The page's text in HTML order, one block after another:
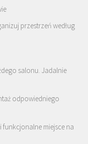
przestrzeń według
salonu. Jadalnie
odpowiedniego
miejsce na